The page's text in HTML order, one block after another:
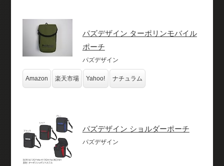
パズデザイン ターポリンモバイル
ポーチ
パズデザイン
Amazon 楽天市場 Yahoo! ナチュラム
パズデザイン ショルダーポーチ
パズデザイン